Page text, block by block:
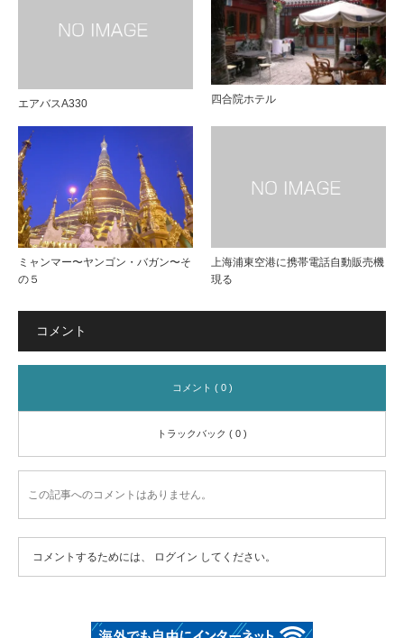
エアバスA330 四合院ホテル
ミャンマー〜ヤンゴン・バガン〜そ
の５
上海浦東空港に携帯電話自動販売機
現る
コメント
コメント ( 0 )
トラックバック ( 0 )
この記事へのコメントはありません。
コメントするためには、 ログイン してください。